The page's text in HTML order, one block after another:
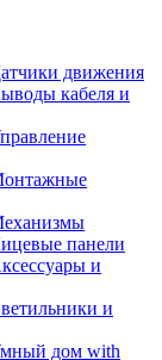
движения
кабеля и
панели
и
и
дом with